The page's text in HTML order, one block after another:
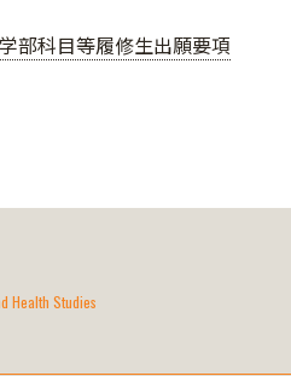
部科目等履修生出願要項
Health Studies